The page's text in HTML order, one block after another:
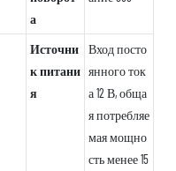
а
Источни
к питани
я
Вход посто
янного ток
а 12 В, обща
я потребляе
мая мощно
сть менее 15